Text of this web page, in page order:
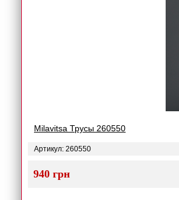
Milavitsa Трусы 260550
Артикул: 260550
940 грн